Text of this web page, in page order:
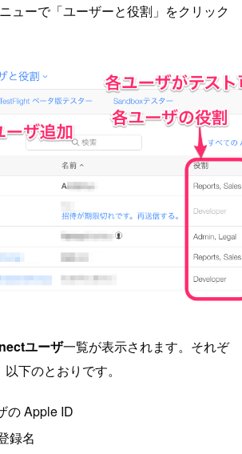
ューで「ユーザーと役割」をクリック
ユーザ一覧が表示されます。それぞ
下のとおりです。
の Apple ID
録名